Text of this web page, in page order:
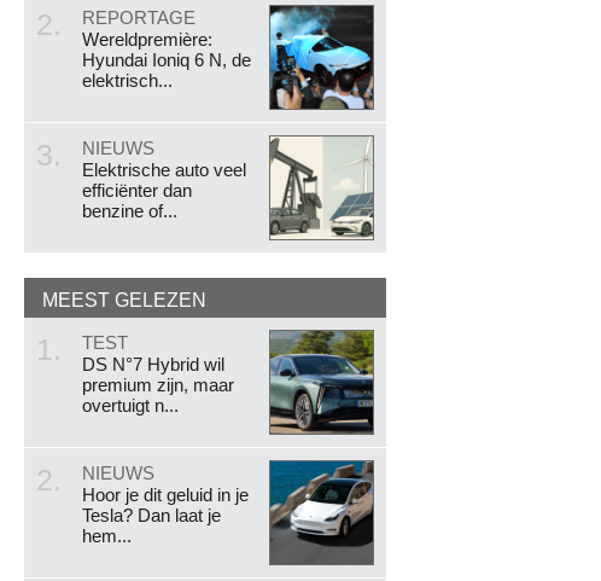
2.
REPORTAGE
Wereldpremière:
Hyundai Ioniq 6 N, de
elektrisch...
3.
NIEUWS
Elektrische auto veel
efficiënter dan
benzine of...
MEEST GELEZEN
1.
TEST
DS N°7 Hybrid wil
premium zijn, maar
overtuigt n...
2.
NIEUWS
Hoor je dit geluid in je
Tesla? Dan laat je
hem...